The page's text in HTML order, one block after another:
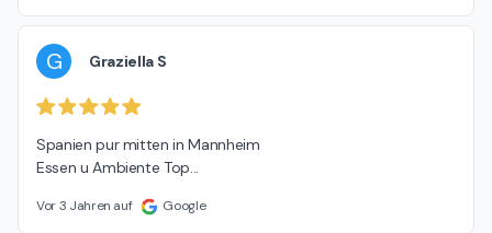
G Graziella S
Spanien pur mitten in Mannheim
Essen u Ambiente Top...
Vor 3 Jahren auf Google